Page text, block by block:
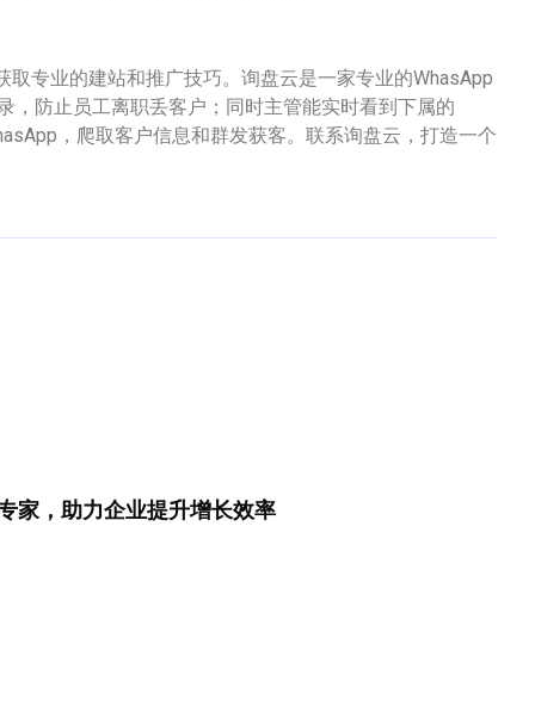
专业的建站和推广技巧。询盘云是一家专业的WhasApp
，防止员工离职丢客户；同时主管能实时看到下属的
，爬取客户信息和群发获客。联系询盘云，打造一个
家，助力企业提升增长效率